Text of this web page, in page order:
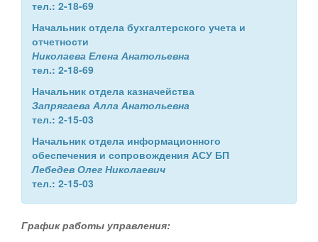
тел.: 2-18-69
Начальник отдела бухгалтерского учета и
отчетности
Николаева Елена Анатольевна
тел.: 2-18-69
Начальник отдела казначейства
Запрягаева Алла Анатольевна
тел.: 2-15-03
Начальник отдела информационного
обеспечения и сопровождения АСУ БП
Лебедев Олег Николаевич
тел.: 2-15-03
График работы управления: